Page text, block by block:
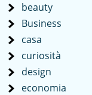
beauty
Business
casa
curiosità
design
economia